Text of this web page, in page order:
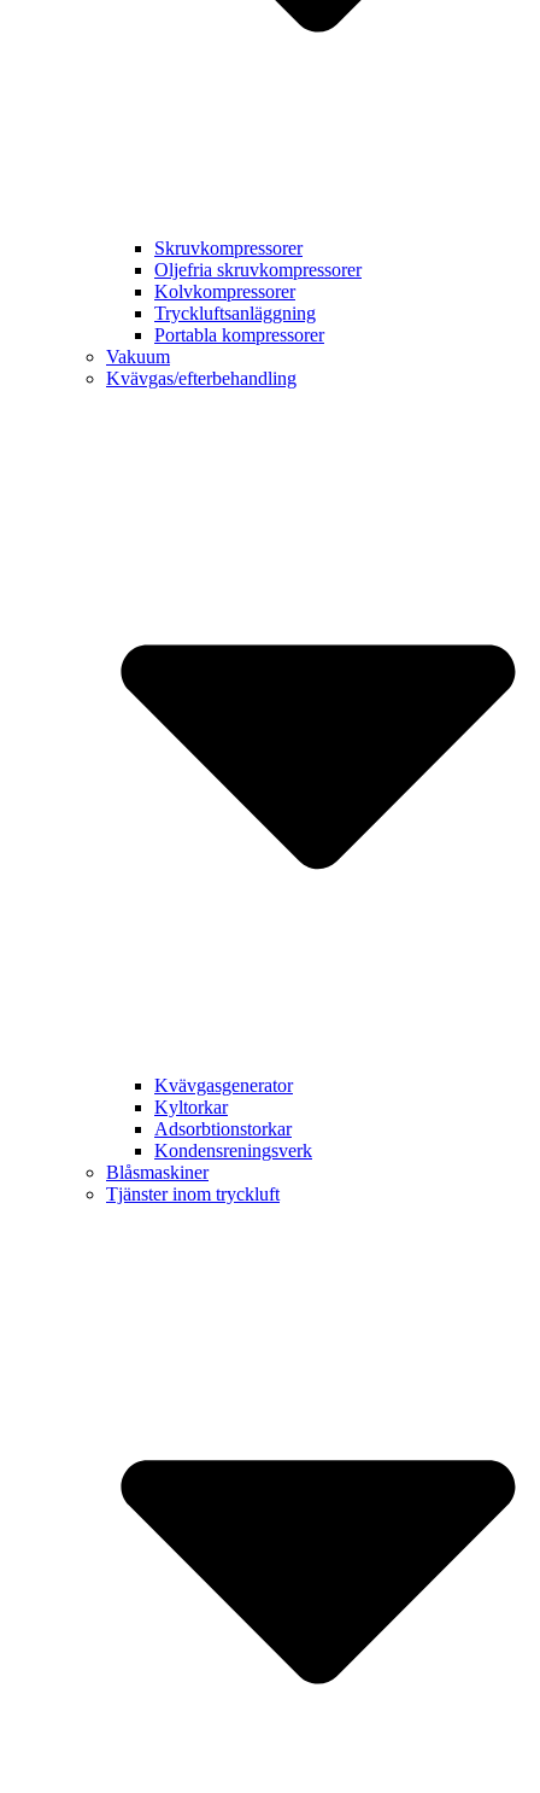
Skruvkompressorer
Oljefria skruvkompressorer
Kolvkompressorer
Tryckluftsanläggning
Portabla kompressorer
Vakuum
Kvävgas/efterbehandling
Kvävgasgenerator
Kyltorkar
Adsorbtionstorkar
Kondensreningsverk
Blåsmaskiner
Tjänster inom tryckluft